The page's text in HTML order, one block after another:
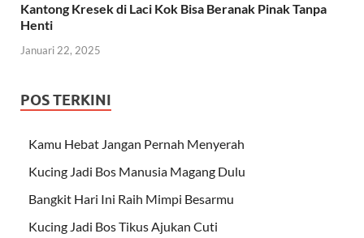
Kantong Kresek di Laci Kok Bisa Beranak Pinak Tanpa
Henti
Januari 22, 2025
POS TERKINI
Kamu Hebat Jangan Pernah Menyerah
Kucing Jadi Bos Manusia Magang Dulu
Bangkit Hari Ini Raih Mimpi Besarmu
Kucing Jadi Bos Tikus Ajukan Cuti